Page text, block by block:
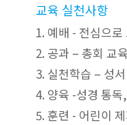
교육 실천사항
1. 예배 - 전심으
2. 공과 – 총회 교
3. 실천학습 – 성
4. 양육 -성경 통
5. 훈련 - 어린이